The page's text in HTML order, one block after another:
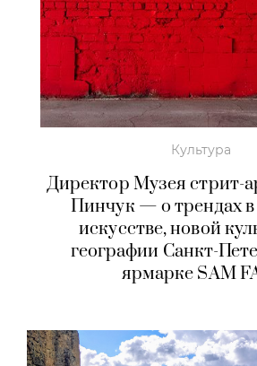
Культура
Директор Музея стрит-
Пинчук — о трендах
искусстве, новой
географии Санкт-
ярмарке SAM